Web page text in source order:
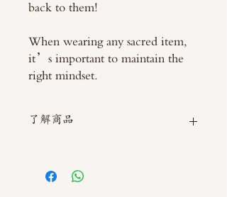
back to them!
When wearing any sacred item,
it’s important to maintain the
right mindset.
了解商品